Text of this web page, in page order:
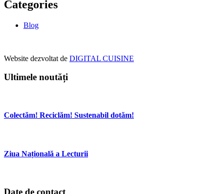
Categories
Blog
Website dezvoltat de DIGITAL CUISINE
Ultimele noutăți
Colectăm! Reciclăm! Sustenabil dotăm!
Ziua Națională a Lecturii
Date de contact